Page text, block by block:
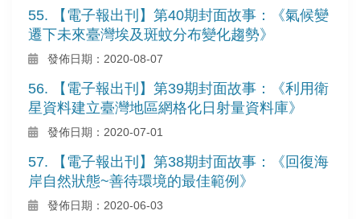
55. 【電子報出刊】第40期封面故事：《氣候變
遷下未來臺灣埃及斑蚊分布變化趨勢》
發佈日期：2020-08-07
56. 【電子報出刊】第39期封面故事：《利用衛
星資料建立臺灣地區網格化日射量資料庫》
發佈日期：2020-07-01
57. 【電子報出刊】第38期封面故事：《回復海
岸自然狀態~善待環境的最佳範例》
發佈日期：2020-06-03